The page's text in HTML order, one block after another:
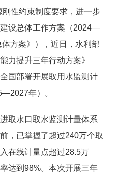
刚性约束制度要求，进一步
设总体工作方案（2024—
方案》），近日，水利部
力提升三年行动方案》
国部署开展取用水监测计
年）。
取水口取水监测计量体系
，已掌握了超过240万个取
在线计量点超过28.5万
达到98%。本次开展三年